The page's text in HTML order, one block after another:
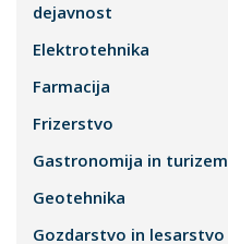
dejavnost
Elektrotehnika
Farmacija
Frizerstvo
Gastronomija in turizem
Geotehnika
Gozdarstvo in lesarstvo